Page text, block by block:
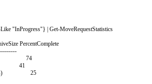
"InProgress"} | Get-MoveRequestStatistics
PercentComplete
-------
74
41
) 25